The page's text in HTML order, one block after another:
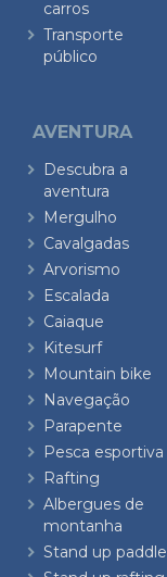
carros
Transporte
público
AVENTURA
Descubra a
aventura
Mergulho
Cavalgadas
Arvorismo
Escalada
Caiaque
Kitesurf
Mountain bike
Navegação
Parapente
Pesca esportiva
Rafting
Albergues de
montanha
Stand up paddle